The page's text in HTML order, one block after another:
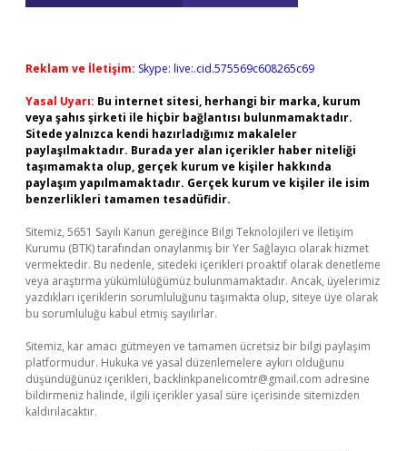
Reklam ve İletişim: Skype: live:.cid.575569c608265c69
Yasal Uyarı: Bu internet sitesi, herhangi bir marka, kurum
veya şahıs şirketi ile hiçbir bağlantısı bulunmamaktadır.
Sitede yalnızca kendi hazırladığımız makaleler
paylaşılmaktadır. Burada yer alan içerikler haber niteliği
taşımamakta olup, gerçek kurum ve kişiler hakkında
paylaşım yapılmamaktadır. Gerçek kurum ve kişiler ile isim
benzerlikleri tamamen tesadüfidir.
Sitemiz, 5651 Sayılı Kanun gereğince Bilgi Teknolojileri ve İletişim
Kurumu (BTK) tarafından onaylanmış bir Yer Sağlayıcı olarak hizmet
vermektedir. Bu nedenle, sitedeki içerikleri proaktif olarak denetleme
veya araştırma yükümlülüğümüz bulunmamaktadır. Ancak, üyelerimiz
yazdıkları içeriklerin sorumluluğunu taşımakta olup, siteye üye olarak
bu sorumluluğu kabul etmiş sayılırlar.
Sitemiz, kar amacı gütmeyen ve tamamen ücretsiz bir bilgi paylaşım
platformudur. Hukuka ve yasal düzenlemelere aykırı olduğunu
düşündüğünüz içerikleri, backlinkpanelicomtr@gmail.com adresine
bildirmeniz halinde, ilgili içerikler yasal süre içerisinde sitemizden
kaldırılacaktır.